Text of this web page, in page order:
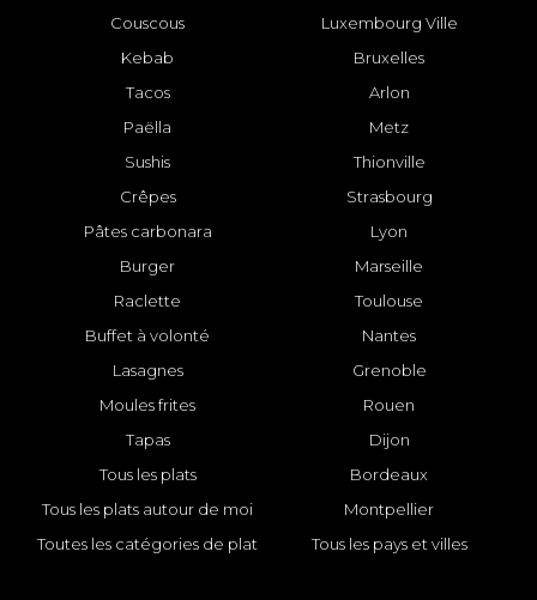
Couscous
Kebab
Tacos
Paëlla
Sushis
Crêpes
Pâtes carbonara
Burger
Raclette
Buffet à volonté
Lasagnes
Moules frites
Tapas
Tous les plats
Tous les plats autour de moi
Toutes les catégories de plat
Luxembourg Ville
Bruxelles
Arlon
Metz
Thionville
Strasbourg
Lyon
Marseille
Toulouse
Nantes
Grenoble
Rouen
Dijon
Bordeaux
Montpellier
Tous les pays et villes